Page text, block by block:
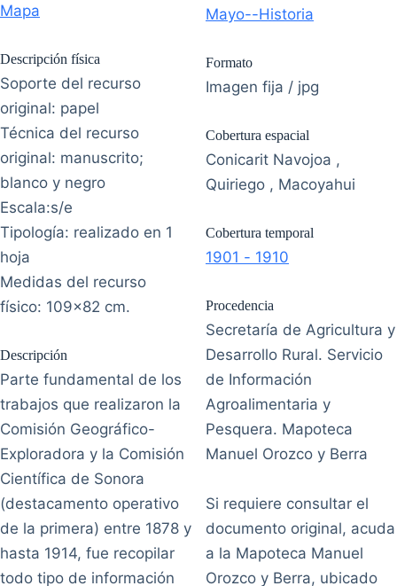
Mapa
Descripción física
Soporte del recurso
original: papel
Técnica del recurso
original: manuscrito;
blanco y negro
Escala:s/e
Tipología: realizado en 1
hoja
Medidas del recurso
físico: 109x82 cm.
Descripción
Parte fundamental de los
trabajos que realizaron la
Comisión Geográfico-
Exploradora y la Comisión
Científica de Sonora
(destacamento operativo
de la primera) entre 1878 y
hasta 1914, fue recopilar
todo tipo de información
Mayo--Historia
Formato
Imagen fija / jpg
Cobertura espacial
Conicarit Navojoa ,
Quiriego , Macoyahui
Cobertura temporal
1901 - 1910
Procedencia
Secretaría de Agricultura y
Desarrollo Rural. Servicio
de Información
Agroalimentaria y
Pesquera. Mapoteca
Manuel Orozco y Berra
Si requiere consultar el
documento original, acuda
a la Mapoteca Manuel
Orozco y Berra, ubicado